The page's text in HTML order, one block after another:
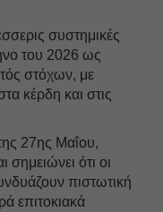
συστημικές
του 2026 ως
στόχων, με
κέρδη και στις
27ης Μαΐου,
σημειώνει ότι οι
πιστωτική
επιτοκιακά